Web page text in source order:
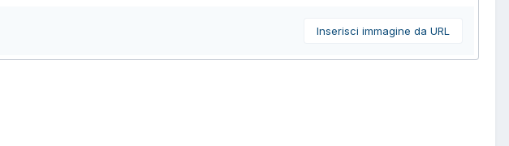
Inserisci immagine da URL